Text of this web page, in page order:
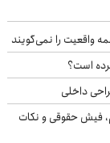
واقعیت را نمی‌گویند
داخلی
فیش حقوقی و نکات